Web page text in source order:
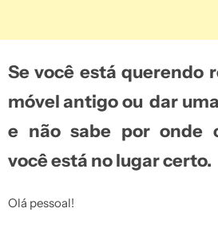
Se você está querendo
móvel antigo ou dar
e não sabe por onde
você está no lugar certo.
Olá pessoal!